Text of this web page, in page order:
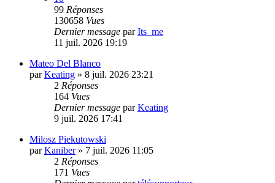
99 Réponses
130658 Vues
Dernier message parIts_me
11 juil. 2026 19:19
Mateo Del Blanco
parKeating » 8 juil. 2026 23:21
2 Réponses
164 Vues
Dernier message parKeating
9 juil. 2026 17:41
Milosz Piekutowski
parKaniber» 7 juil. 2026 11:05
2 Réponses
171 Vues